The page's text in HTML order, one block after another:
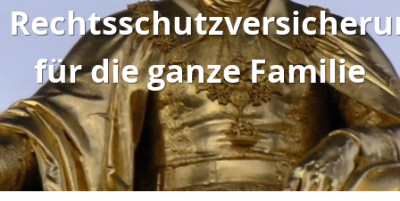
für die ganze Familie